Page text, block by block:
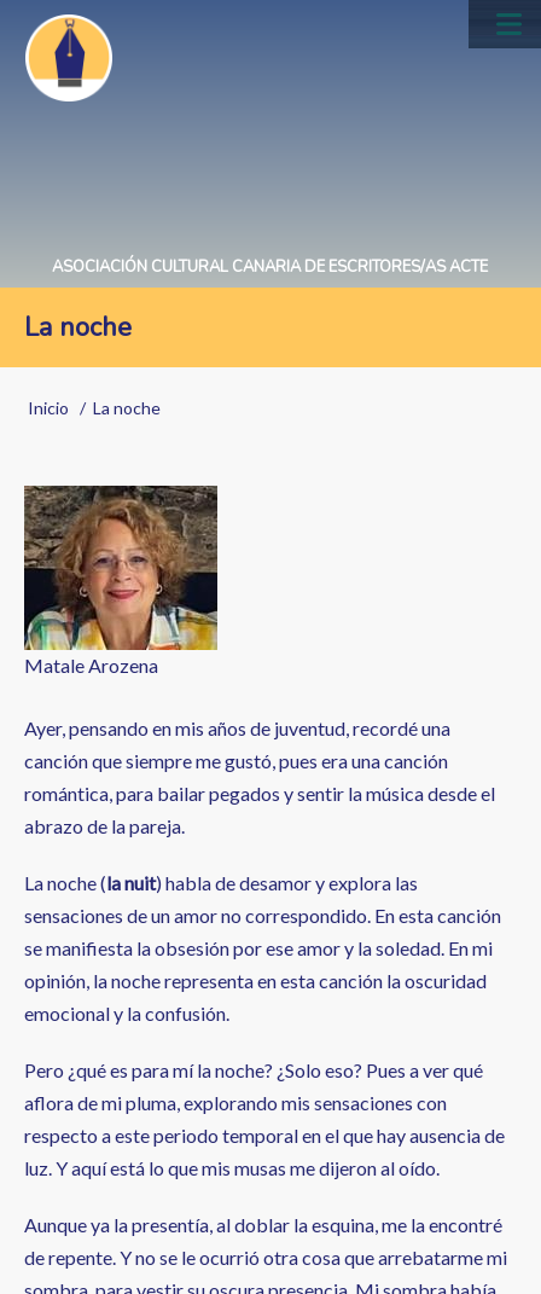
Pasar
contenido
principal
ASOCIACIÓN CULTURAL CANARIA DE ESCRITORES/AS ACTE
La noche
Sobrescribir
de
ayuda
a
la
navegación
Inicio La noche
Matale Arozena
Ayer, pensando en mis años de juventud, recordé una
canción que siempre me gustó, pues era una canción
romántica, para bailar pegados y sentir la música desde el
abrazo de la pareja.
La noche (la nuit) habla de desamor y explora las
sensaciones de un amor no correspondido. En esta canción
se manifiesta la obsesión por ese amor y la soledad. En mi
opinión, la noche representa en esta canción la oscuridad
emocional y la confusión.
Pero ¿qué es para mí la noche? ¿Solo eso? Pues a ver qué
aflora de mi pluma, explorando mis sensaciones con
respecto a este periodo temporal en el que hay ausencia de
luz. Y aquí está lo que mis musas me dijeron al oído.
Aunque ya la presentía, al doblar la esquina, me la encontré
de repente. Y no se le ocurrió otra cosa que arrebatarme mi